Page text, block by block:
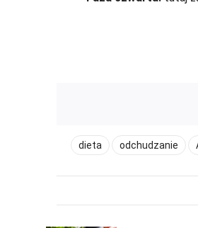
dieta odchudzanie